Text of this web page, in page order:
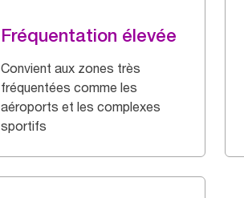
Fréquentation élevée
Convient aux zones très
fréquentées comme les
aéroports et les complexes
sportifs